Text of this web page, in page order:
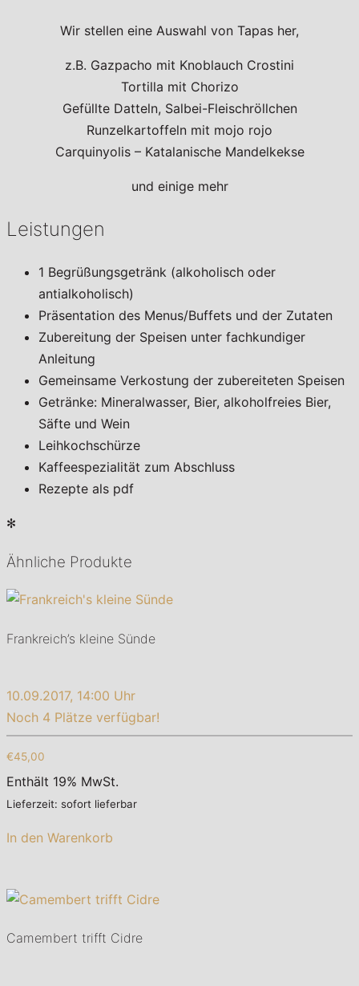
Wir stellen eine Auswahl von Tapas her,
z.B. Gazpacho mit Knoblauch Crostini
Tortilla mit Chorizo
Gefüllte Datteln, Salbei-Fleischröllchen
Runzelkartoffeln mit mojo rojo
Carquinyolis – Katalanische Mandelkekse
und einige mehr
Leistungen
1 Begrüßungsgetränk (alkoholisch oder
antialkoholisch)
Präsentation des Menus/Buffets und der Zutaten
Zubereitung der Speisen unter fachkundiger
Anleitung
Gemeinsame Verkostung der zubereiteten Speisen
Getränke: Mineralwasser, Bier, alkoholfreies Bier,
Säfte und Wein
Leihkochschürze
Kaffeespezialität zum Abschluss
Rezepte als pdf
✻
Ähnliche Produkte
Frankreich’s kleine Sünde
10.09.2017, 14:00 Uhr
Noch 4 Plätze verfügbar!
€45,00
Enthält 19% MwSt.
Lieferzeit: sofort lieferbar
In den Warenkorb
Camembert trifft Cidre